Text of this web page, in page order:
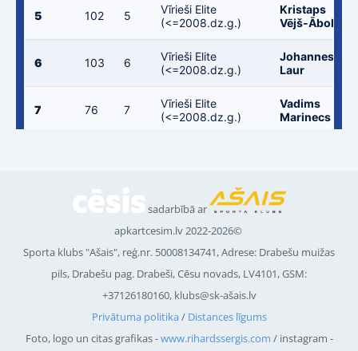
sadarbībā ar
apkartcesim.lv 2022-2026©
Sporta klubs "Ašais", reģ.nr. 50008134741, Adrese: Drabešu muižas
pils, Drabešu pag. Drabeši, Cēsu novads, LV4101, GSM:
+37126180160, klubs@sk-ašais.lv
Privātuma politika/ Distances līgums
Foto, logo un citas grafikas -www.rihardssergis.com / instagram -